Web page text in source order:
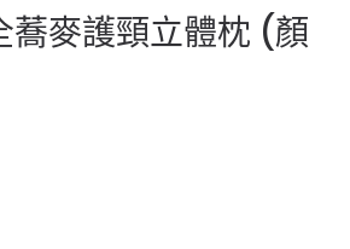
蕎麥護頸立體枕 (顏